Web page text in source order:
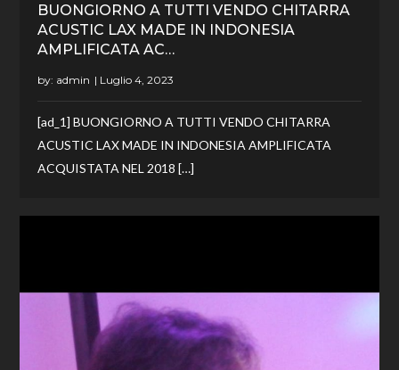
BUONGIORNO A TUTTI VENDO CHITARRA
ACUSTIC LAX MADE IN INDONESIA
AMPLIFICATA AC…
by: admin
[ad_1] BUONGIORNO A TUTTI VENDO CHITARRA
ACUSTIC LAX MADE IN INDONESIA AMPLIFICATA
ACQUISTATA NEL 2018 […]